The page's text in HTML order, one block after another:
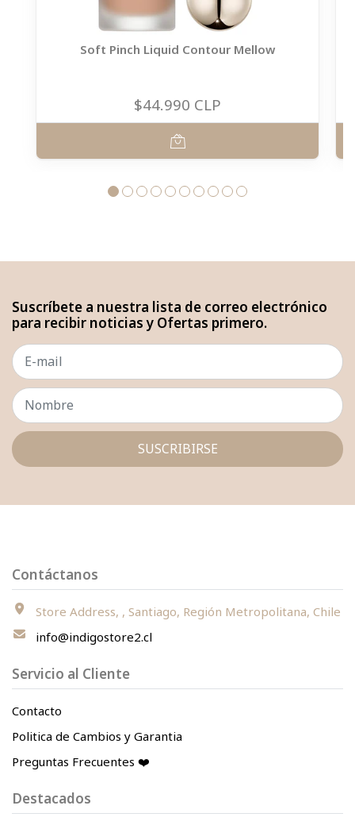
Soft Pinch Liquid Contour Mellow
$44.990 CLP
Suscríbete a nuestra lista de correo electrónico
para recibir noticias y Ofertas primero.
SUSCRIBIRSE
Contáctanos
Store Address, , Santiago, Región Metropolitana, Chile
info@indigostore2.cl
Servicio al Cliente
Contacto
Politica de Cambios y Garantia
Preguntas Frecuentes ❤️
Destacados